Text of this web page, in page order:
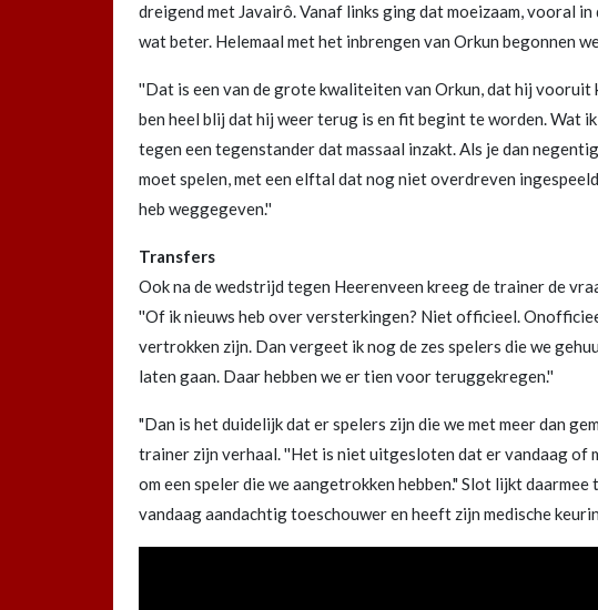
dreigend met Javairô. Vanaf links ging dat moeizaam, vooral
wat beter. Helemaal met het inbrengen van Orkun begonnen
''Dat is een van de grote kwaliteiten van Orkun, dat hij vooruit
ben heel blij dat hij weer terug is en fit begint te worden. Wat
tegen een tegenstander dat massaal inzakt. Als je dan
moet spelen, met een elftal dat nog niet overdreven
heb weggegeven.''
Transfers
Ook na de wedstrijd tegen Heerenveen kreeg de trainer de
''Of ik nieuws heb over versterkingen? Niet officieel.
vertrokken zijn. Dan vergeet ik nog de zes spelers die we
laten gaan. Daar hebben we er tien voor teruggekregen.''
"Dan is het duidelijk dat er spelers zijn die we met meer dan
trainer zijn verhaal. ''Het is niet uitgesloten dat er vandaag of
om een speler die we aangetrokken hebben." Slot lijkt
vandaag aandachtig toeschouwer en heeft zijn medische